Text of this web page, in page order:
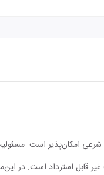
شرعی امکان‌پذیر است.
غیر قابل استرداد است. در